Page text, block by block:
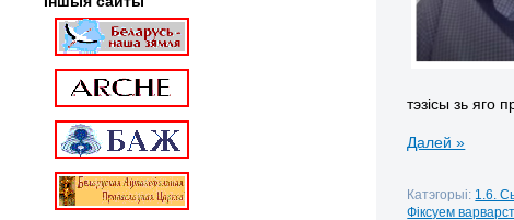
тэзісы зь яго
Далей »
Катэгорыі: 1.6.
Фіксуем